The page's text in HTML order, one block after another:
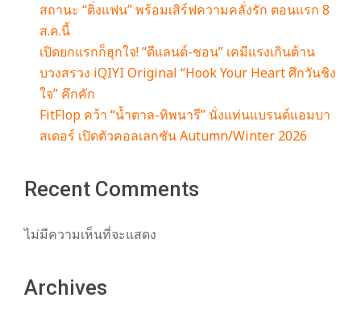
สถานะ “ติ่งแฟน” พร้อมเสิร์ฟความคลั่งรัก ตอนแรก 8
ส.ค.นี้
เปิดยกแรกก็ฮุกใจ! “ดีแลนด์-ชอน” เคมีแรงเกินต้าน
บวงสรวง iQIYI Original “Hook Your Heart ศึกวันชิง
ใจ” คึกคัก
FitFlop คว้า “น้ำตาล-ทิพนารี” นั่งแท่นแบรนด์แอมบา
สเดอร์ เปิดตัวคอลเลกชัน Autumn/Winter 2026
Recent Comments
ไม่มีความเห็นที่จะแสดง
Archives